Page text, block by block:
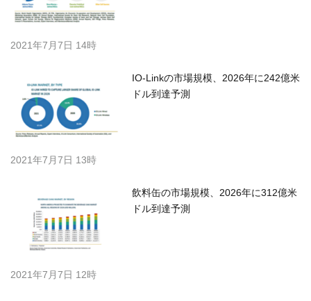
2021年7月7日 14時
IO-Linkの市場規模、2026年に242億米
ドル到達予測
2021年7月7日 13時
飲料缶の市場規模、2026年に312億米
ドル到達予測
2021年7月7日 12時